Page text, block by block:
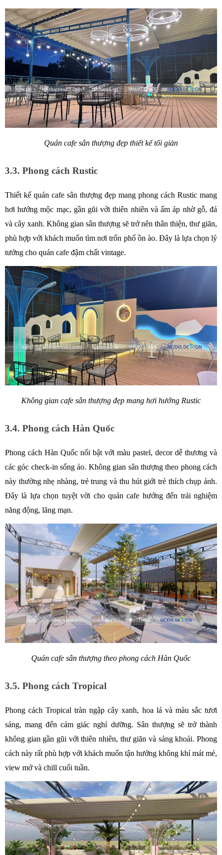
Quán cafe sân thượng đẹp thiết kế tối giản
3.3. Phong cách Rustic
Thiết kế quán cafe sân thượng đẹp mang phong cách Rustic mang
hơi hướng mộc mạc, gần gũi với thiên nhiên và ấm áp nhờ gỗ, đá
và cây xanh. Không gian sân thượng sẽ trở nên thân thiện, thư giãn,
phù hợp với khách muốn tìm nơi trốn phố ồn ào. Đây là lựa chọn lý
tưởng cho quán cafe đậm chất vintage.
Không gian cafe sân thượng đẹp mang hơi hướng Rustic
3.4. Phong cách Hàn Quốc
Phong cách Hàn Quốc nổi bật với màu pastel, decor dễ thương và
các góc check-in sống ảo. Không gian sân thượng theo phong cách
này thường nhẹ nhàng, trẻ trung và thu hút giới trẻ thích chụp ảnh.
Đây là lựa chọn tuyệt vời cho quán cafe hướng đến trải nghiệm
năng động, lãng mạn.
Quán cafe sân thượng theo phong cách Hàn Quốc
3.5. Phong cách Tropical
Phong cách Tropical tràn ngập cây xanh, hoa lá và màu sắc tươi
sáng, mang đến cảm giác nghỉ dưỡng. Sân thượng sẽ trở thành
không gian gần gũi với thiên nhiên, thư giãn và sảng khoái. Phong
cách này rất phù hợp với khách muốn tận hưởng không khí mát mẻ,
view mở và chill cuối tuần.